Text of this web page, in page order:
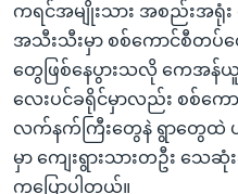
ကရင်အမျိုးသား အစည်းအရုံး
အသီးသီးမှာ စစ်ကောင်စီတ
တွေဖြစ်နေပွားသလို ကေအန်
လေးပင်ခရိုင်မှာလည်း စစ်က
လက်နက်ကြီးတွေနဲ ရွာတွေထဲ
မှာ ကျေးရွားသားတဦး သ
ကပြောပါတယ်။